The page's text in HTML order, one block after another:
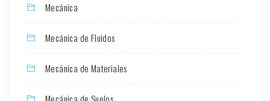
Mecánica
Mecánica de Fluidos
Mecánica de Materiales